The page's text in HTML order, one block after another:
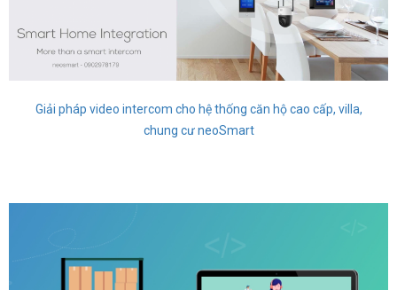
Giải pháp video intercom cho hệ thống căn hộ cao cấp, villa,
chung cư neoSmart